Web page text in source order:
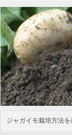
ジャガイモ栽培方法